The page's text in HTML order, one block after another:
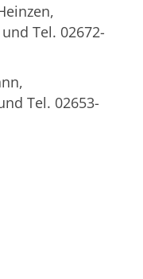
Tel. 02672-
Tel. 02653-